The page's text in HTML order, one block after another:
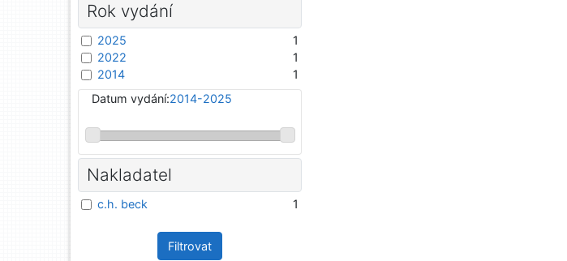
Rok vydání
2025
1
2022
1
2014
1
Datum vydání:2014-2025
Nakladatel
c.h. beck 1
Filtrovat